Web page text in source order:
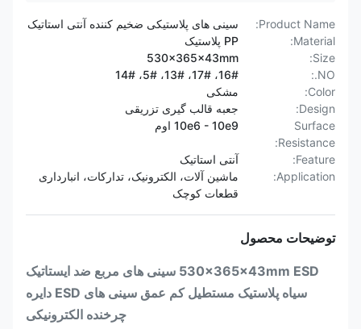
Product Name:
سینی های پلاستیکی ضخیم کننده آنتی استاتیک
Material:
PP پلاستیک
Size:
530x365x43mm
NO.:
16#، 17#، 13#، 5#، 14#
Color:
مشکی
Design:
جعبه قالب گیری تزریقی
Surface
Resistance:
10e6 - 10e9 اوم
Feature:
آنتی استاتیک
Application:
ماشین آلات، الکترونیک، تدارکات، انبارداری
قطعات کوچک
توضیحات محصول
530x365x43mm ESD سینی های مربع ضد ایستاتیک
سیاه پلاستیک مستطیل کم عمق سینی های ESD دایره
چرخنده الکترونیکی